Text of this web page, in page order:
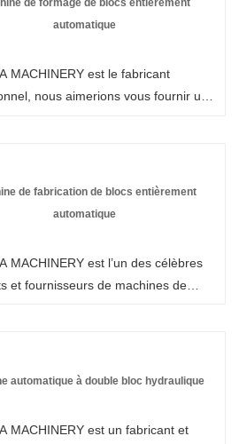
de blocs de briques de ciment
de formage de blocs entièrement
automatique
MACHINERY est le fabricant
nous aimerions vous fournir une
et une livraison rapide.
de fabrication de blocs entièrement
automatique
MACHINERY est l’un des célèbres
et fournisseurs de machines de
Bienvenue pour acheter une
automatique à double bloc hydraulique
MACHINERY est un fabricant et